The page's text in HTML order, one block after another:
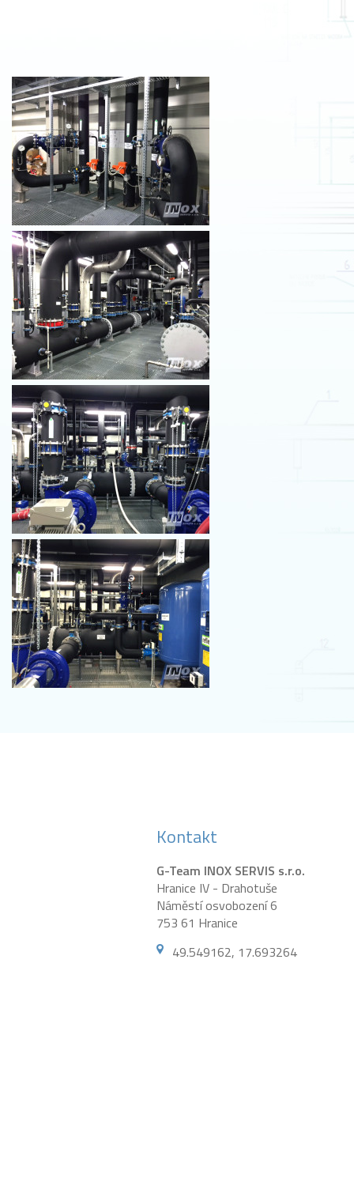
Kontakt
G-Team INOX SERVIS s.r.o.
Hranice IV - Drahotuše
Náměstí osvobození 6
753 61 Hranice
49.549162, 17.693264